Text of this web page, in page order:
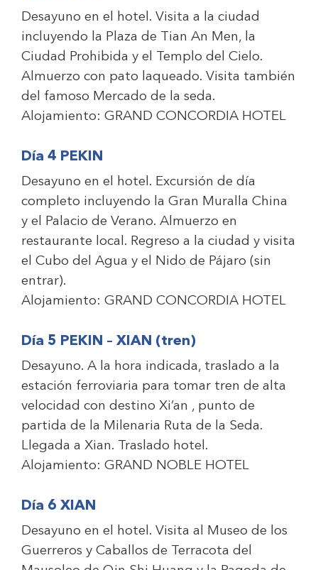
Desayuno en el hotel. Visita a la ciudad
incluyendo la Plaza de Tian An Men, la
Ciudad Prohibida y el Templo del Cielo.
Almuerzo con pato laqueado. Visita también
del famoso Mercado de la seda.
Alojamiento: GRAND CONCORDIA HOTEL
Día 4 PEKIN
Desayuno en el hotel. Excursión de día
completo incluyendo la Gran Muralla China
y el Palacio de Verano. Almuerzo en
restaurante local. Regreso a la ciudad y visita
el Cubo del Agua y el Nido de Pájaro (sin
entrar).
Alojamiento: GRAND CONCORDIA HOTEL
Día 5 PEKIN – XIAN (tren)
Desayuno. A la hora indicada, traslado a la
estación ferroviaria para tomar tren de alta
velocidad con destino Xi’an , punto de
partida de la Milenaria Ruta de la Seda.
Llegada a Xian. Traslado hotel.
Alojamiento: GRAND NOBLE HOTEL
Día 6 XIAN
Desayuno en el hotel. Visita al Museo de los
Guerreros y Caballos de Terracota del